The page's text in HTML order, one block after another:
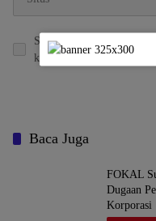
Simpan nama, email, dan
komentar saya berikutnya.
Baca Juga
FOKAL
Dugaan
Korporasi